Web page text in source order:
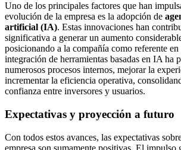
Uno de los principales factores que han
evolución de la empresa es la adopción de
artificial (IA). Estas innovaciones han
significativa a generar un aumento
posicionando a la compañía como referente en
integración de herramientas basadas en IA ha
numerosos procesos internos, mejorar la
incrementar la eficiencia operativa,
confianza entre inversores y usuarios.
Expectativas y proyección a futuro
Con todos estos avances, las expectativas
empresa son sumamente positivas. El impulso